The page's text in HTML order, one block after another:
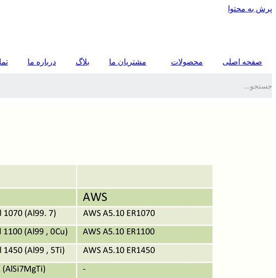
پرش به محتوا
صفحه اصلی محصولات مشتریان ما بلاگ درباره ما